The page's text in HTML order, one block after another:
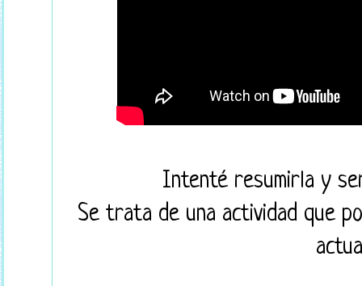
Intenté resumirla y
Se trata de una actividad que